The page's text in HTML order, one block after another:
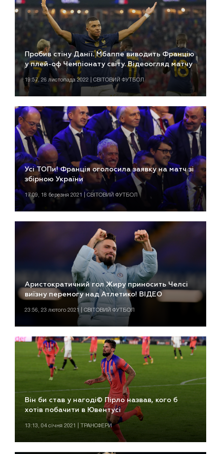
Пробив стіну Данії. Мбаппе виводить Францію
у плей-оф Чемпіонату світу. Відеоогляд матчу
19:57, 26 листопада 2022 | СВІТОВИЙ ФУТБОЛ
Усі ТОПи! Франція оголосила заявку на матч зі
збірною України
17:09, 18 березня 2021 | СВІТОВИЙ ФУТБОЛ
Аристократичний гол Жиру приносить Челсі
виїзну перемогу над Атлетико! ВІДЕО
23:56, 23 лютого 2021 | СВІТОВИЙ ФУТБОЛ
Він би став у нагоді© Пірло назвав, кого б
хотів побачити в Ювентусі
13:13, 04 січня 2021 | ТРАНСФЕРИ